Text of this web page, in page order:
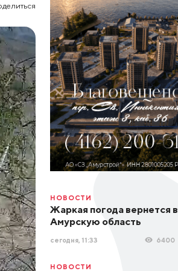
НОВОСТИ
Жаркая погода вернется в
Амурскую область
сегодня, 11:33 6400
НОВОСТИ